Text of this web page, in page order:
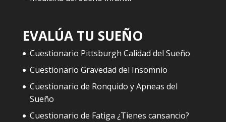
EVALÚA TU SUEÑO
Cuestionario Pittsburgh Calidad del Sueño
Cuestionario Gravedad del Insomnio
Cuestionario de Ronquido y Apneas del
Sueño
Cuestionario de Fatiga ¿Tienes cansancio?